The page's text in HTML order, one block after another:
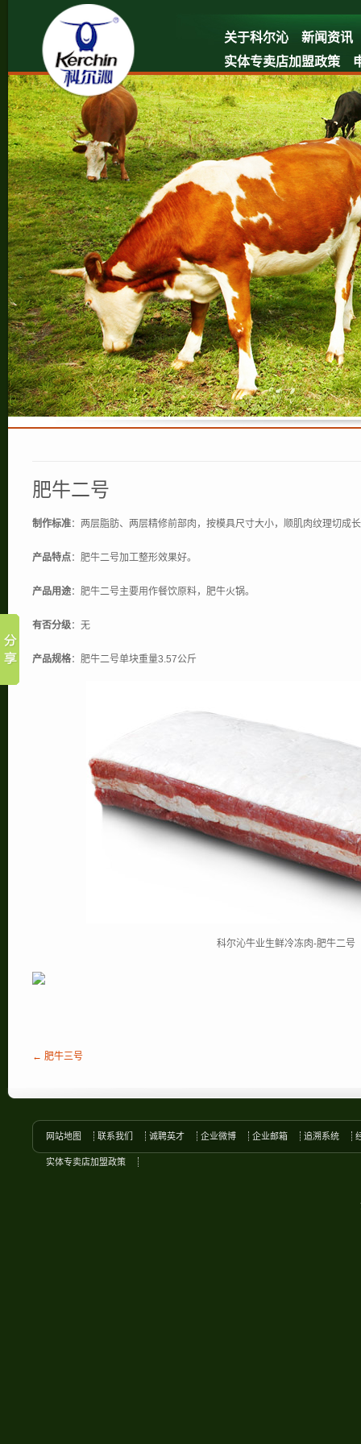
关于科尔沁
新闻资讯
实体专卖店加盟政策
肥牛二号
制作标准：两层脂肪、两层精修前部肉，按模具尺寸大小，顺肌肉纹理切成
产品特点：肥牛二号加工整形效果好。
产品用途：肥牛二号主要用作餐饮原料，肥牛火锅。
有否分级：无
产品规格：肥牛二号单块重量3.57公斤
科尔沁牛业生鲜冷冻肉-肥牛二号
← 肥牛三号
网站地图 联系我们 诚聘英才 企业微博 企业邮箱 追溯系统
实体专卖店加盟政策